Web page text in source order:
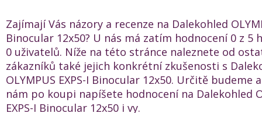
Zajímají Vás názory a recenze na Dalekohled
Binocular 12x50? U nás má zatím hodnocení 0 z 5
0 uživatelů. Níže na této stránce naleznete od
zákazníků také jejich konkrétní zkušenosti s
OLYMPUS EXPS-I Binocular 12x50. Určitě budeme
nám po koupi napíšete hodnocení na Dalekohled
EXPS-I Binocular 12x50 i vy.